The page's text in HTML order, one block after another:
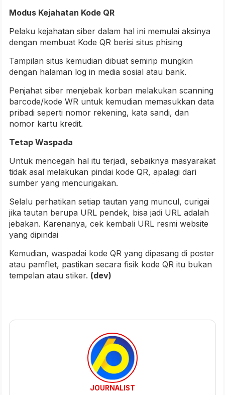
Modus Kejahatan Kode QR
Pelaku kejahatan siber dalam hal ini memulai aksinya
dengan membuat Kode QR berisi situs phising
Tampilan situs kemudian dibuat semirip mungkin
dengan halaman log in media sosial atau bank.
Penjahat siber menjebak korban melakukan scanning
barcode/kode WR untuk kemudian memasukkan data
pribadi seperti nomor rekening, kata sandi, dan
nomor kartu kredit.
Tetap Waspada
Untuk mencegah hal itu terjadi, sebaiknya masyarakat
tidak asal melakukan pindai kode QR, apalagi dari
sumber yang mencurigakan.
Selalu perhatikan setiap tautan yang muncul, curigai
jika tautan berupa URL pendek, bisa jadi URL adalah
jebakan. Karenanya, cek kembali URL resmi website
yang dipindai
Kemudian, waspadai kode QR yang dipasang di poster
atau pamflet, pastikan secara fisik kode QR itu bukan
tempelan atau stiker. (dev)
JOURNALIST